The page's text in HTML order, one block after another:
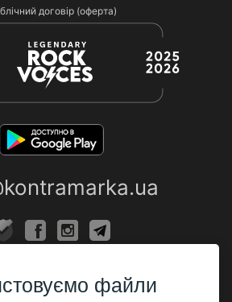
договір (оферта)
Каси
файли